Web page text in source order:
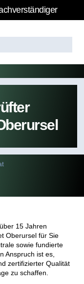
15 Jahren
Oberursel für Sie
sowie fundierte
Anspruch ist es,
zertifizierter Qualität
zu schaffen.